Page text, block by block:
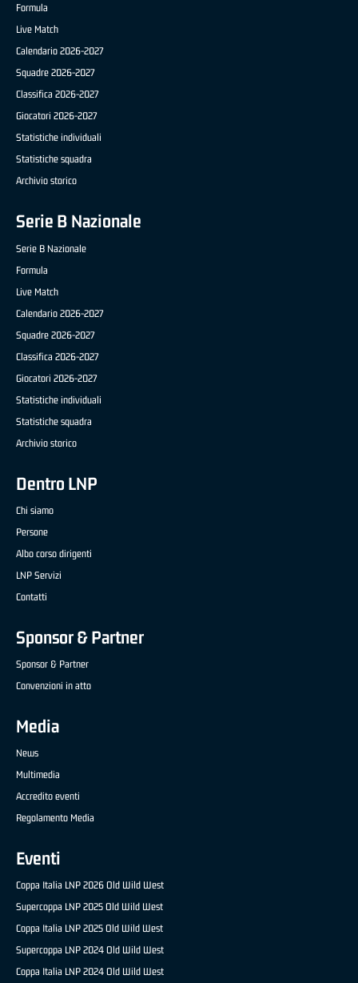
Formula
Live Match
Calendario 2026-2027
Squadre 2026-2027
Classifica 2026-2027
Giocatori 2026-2027
Statistiche individuali
Statistiche squadra
Archivio storico
Serie B Nazionale
Serie B Nazionale
Formula
Live Match
Calendario 2026-2027
Squadre 2026-2027
Classifica 2026-2027
Giocatori 2026-2027
Statistiche individuali
Statistiche squadra
Archivio storico
Dentro LNP
Chi siamo
Persone
Albo corso dirigenti
LNP Servizi
Contatti
Sponsor & Partner
Sponsor & Partner
Convenzioni in atto
Media
News
Multimedia
Accredito eventi
Regolamento Media
Eventi
Coppa Italia LNP 2026 Old Wild West
Supercoppa LNP 2025 Old Wild West
Coppa Italia LNP 2025 Old Wild West
Supercoppa LNP 2024 Old Wild West
Coppa Italia LNP 2024 Old Wild West